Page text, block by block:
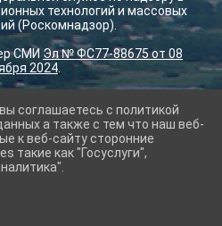
технологий и массовых
(Роскомнадзор).
СМИ Эл № ФС77-88675 от 08
2024
данных
соглашаетесь с политикой
а также с тем что наш веб-
к веб-сайту сторонние
такие как "Госуслуги",